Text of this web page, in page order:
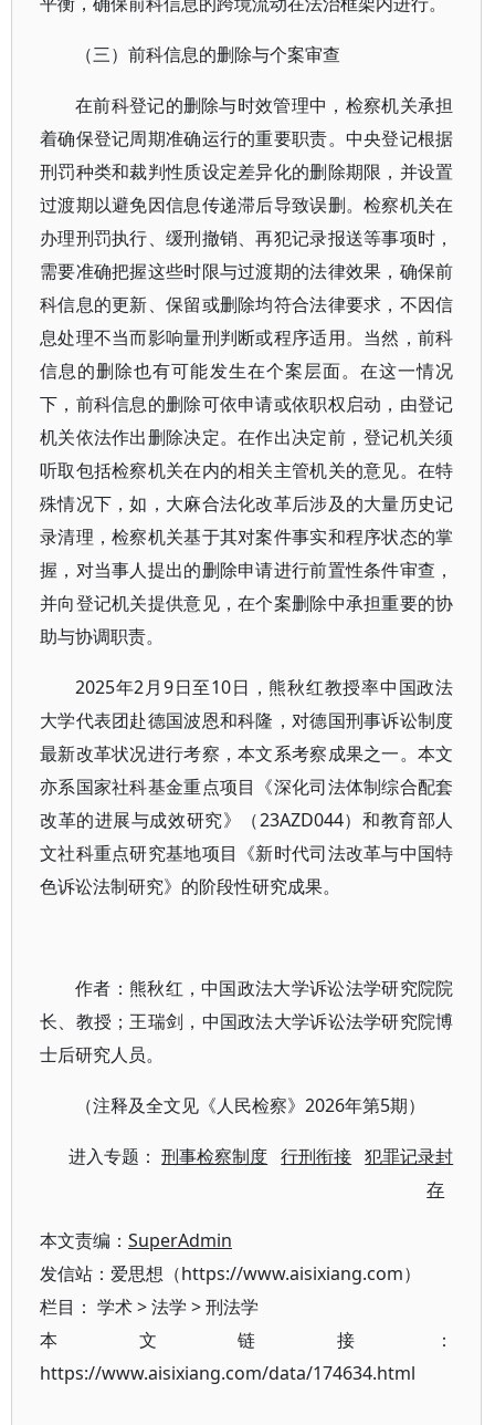
（三）前科信息的删除与个案审查
在前科登记的删除与时效管理中，检察机关承担
着确保登记周期准确运行的重要职责。中央登记根据
刑罚种类和裁判性质设定差异化的删除期限，并设置
过渡期以避免因信息传递滞后导致误删。检察机关在
办理刑罚执行、缓刑撤销、再犯记录报送等事项时，
需要准确把握这些时限与过渡期的法律效果，确保前
科信息的更新、保留或删除均符合法律要求，不因信
息处理不当而影响量刑判断或程序适用。当然，前科
信息的删除也有可能发生在个案层面。在这一情况
下，前科信息的删除可依申请或依职权启动，由登记
机关依法作出删除决定。在作出决定前，登记机关须
听取包括检察机关在内的相关主管机关的意见。在特
殊情况下，如，大麻合法化改革后涉及的大量历史记
录清理，检察机关基于其对案件事实和程序状态的掌
握，对当事人提出的删除申请进行前置性条件审查，
并向登记机关提供意见，在个案删除中承担重要的协
助与协调职责。
2025年2月9日至10日，熊秋红教授率中国政法
大学代表团赴德国波恩和科隆，对德国刑事诉讼制度
最新改革状况进行考察，本文系考察成果之一。本文
亦系国家社科基金重点项目《深化司法体制综合配套
改革的进展与成效研究》（23AZD044）和教育部人
文社科重点研究基地项目《新时代司法改革与中国特
色诉讼法制研究》的阶段性研究成果。
作者：熊秋红，中国政法大学诉讼法学研究院院
长、教授；王瑞剑，中国政法大学诉讼法学研究院博
士后研究人员。
（注释及全文见《人民检察》2026年第5期）
进入专题：刑事检察制度 行刑衔接 犯罪记录封
存
本文责编： SuperAdmin
发信站：爱思想（https://www.aisixiang.com）
栏目： 学术>法学 >刑法学
本文链接：
https://www.aisixiang.com/data/174634.html